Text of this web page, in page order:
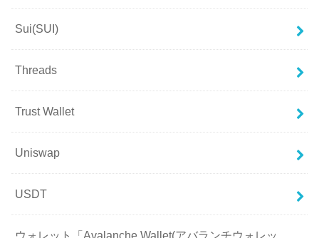
Sui(SUI)
Threads
Trust Wallet
Uniswap
USDT
ウォレット「Avalanche Wallet(アバランチウォレッ